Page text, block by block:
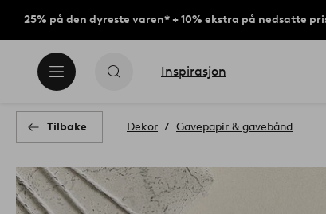
25% på den dyreste varen* + 10% ekstra på nedsatte
Inspirasjon
Tilbake Dekor Gavepapir & gavebånd